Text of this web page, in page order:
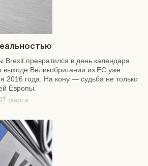
Brexit превратился в день календаря.
Великобритании из ЕС уже
2016 года. На кону — судьба не только
Европы.
марта